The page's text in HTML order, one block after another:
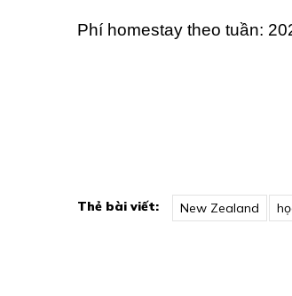
Phí homestay theo tuần:
Thẻ bài viết: New Zealand